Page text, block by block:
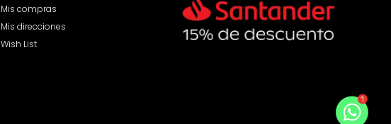
Mis compras
Mis direcciones
Wish List